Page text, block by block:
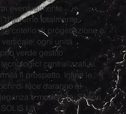
eventualmente
d'inverno totalmente
criterio di progettazione è
ogni unità
verde gestito
centralizzati al
fi prospetto. Infine le
di luce daranno al
e modernità. Scopri
I...